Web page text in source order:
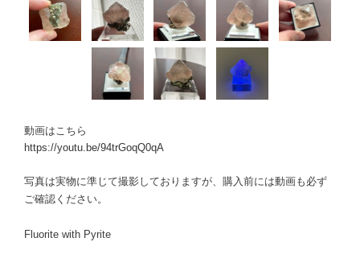
動画はこちら
https://youtu.be/94trGoqQ0qA
写真は実物に準じて撮影しておりますが、購入前には動画も必ず
ご確認ください。
Fluorite with Pyrite